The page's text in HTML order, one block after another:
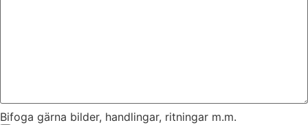
Bifoga gärna bilder, handlingar, ritningar m.m.